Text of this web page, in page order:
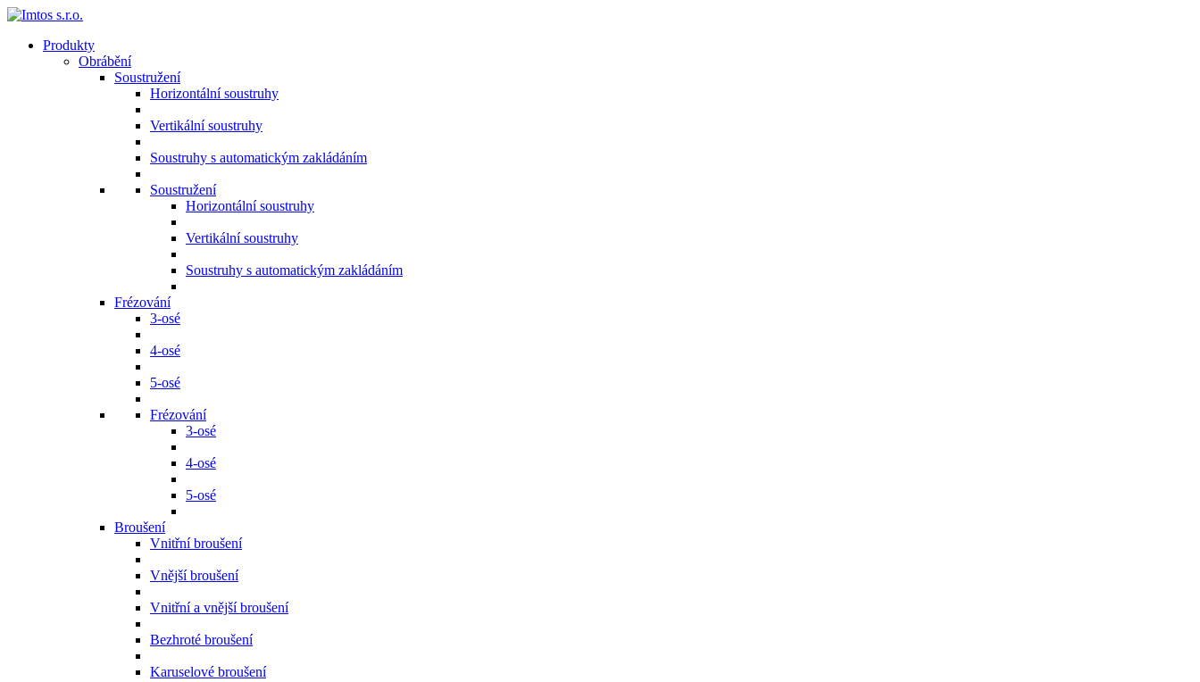
Produkty
Obrábění
Soustružení
Horizontální soustruhy
Vertikální soustruhy
Soustruhy s automatickým zakládáním
Soustružení
Horizontální soustruhy
Vertikální soustruhy
Soustruhy s automatickým zakládáním
Frézování
3-osé
4-osé
5-osé
Frézování
3-osé
4-osé
5-osé
Broušení
Vnitřní broušení
Vnější broušení
Vnitřní a vnější broušení
Bezhroté broušení
Karuselové broušení